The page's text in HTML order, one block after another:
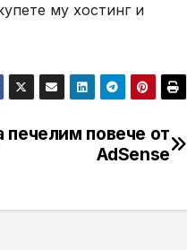
му хостинг и
печелим повече от
AdSense